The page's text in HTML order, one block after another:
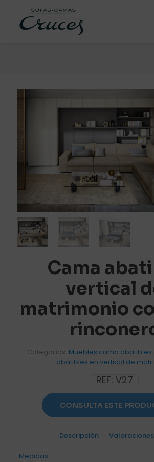
Cama
vertical
matrimonio
REF: V27
Categorías: Muebles cama abatibles
abatibles en vertical de
CONSULTA ESTE
Descripción Valoraciones
Medidas